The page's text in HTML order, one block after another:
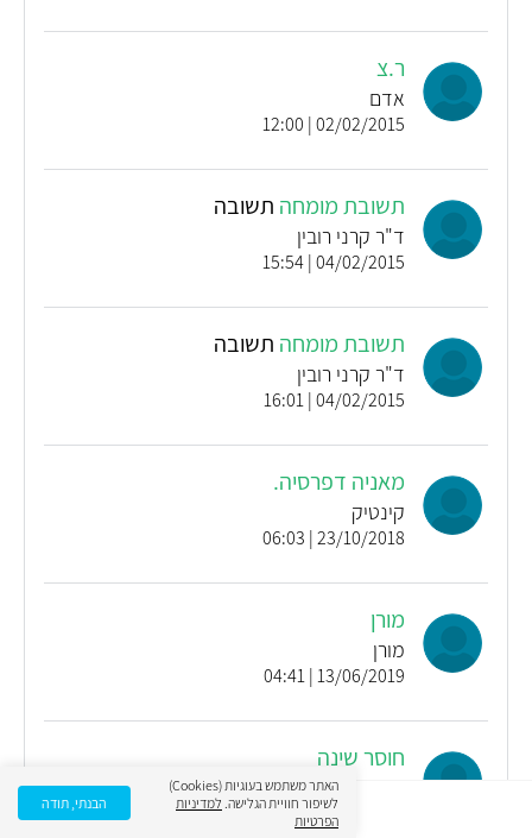
ר.צ
אדם
02/02/2015 | 12:00
תשובת מומחה תשובה
ד"ר קרני רובין
04/02/2015 | 15:54
תשובת מומחה תשובה
ד"ר קרני רובין
04/02/2015 | 16:01
מאניה דפרסיה.
קינטיק
23/10/2018 | 06:03
מורן
מורן
13/06/2019 | 04:41
חוסר שינה
15/10/2021 | 08:33
האתר משתמש בעוגיות (Cookies)
לשיפור חוויית הגלישה. למדיניות
הפרטיות
הבנתי, תודה